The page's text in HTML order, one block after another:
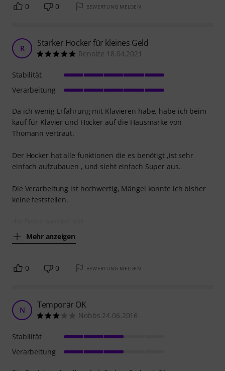
0 0 BEWERTUNG MELDEN
R Starker Hocker für kleines Geld
Renoize 18.04.2021
Da ich wenig Erfahrung mit Klavieren habe, habe ich beim
kauf für Klavier und Hocker auf die Hausmarke von
Thomann vertraut.
Der Hocker hat alle funktionen die es benötigt ,ist sehr
einfach aufzubauen , und sieht einfach Super aus.
Die Verarbeitung ist hochwertig, Mängel konnte ich bisher
keine feststellen.
Mehr anzeigen
Stabilität
Verarbeitung
0 0 BEWERTUNG MELDEN
N Temporär OK
Nobbs 24.06.2016
Stabilität
Verarbeitung